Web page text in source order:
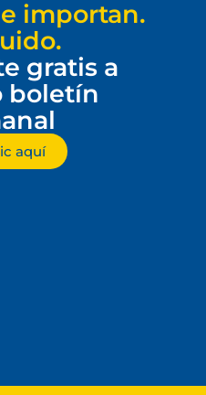
importan.
gratis a
boletín
aquí